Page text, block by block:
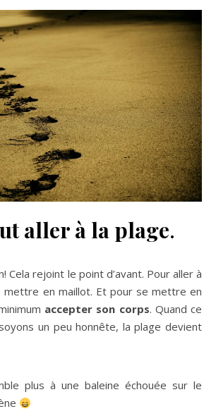
aller à la plage.
Cela rejoint le point d’avant. Pour aller à
mettre en maillot. Et pour se mettre en
accepter son corps. Quand ce
un peu honnête, la plage devient
plus à une baleine échouée sur le